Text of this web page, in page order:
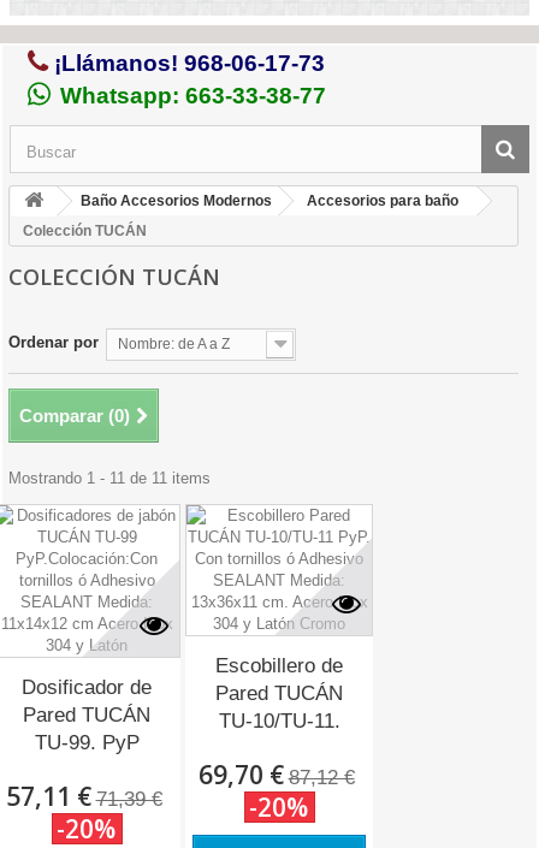
¡Llámanos! 968-06-17-73
Whatsapp: 663-33-38-77
Baño Accesorios Modernos
Accesorios para baño
Colección TUCÁN
COLECCIÓN TUCÁN
Ordenar por Nombre: de A a Z
Comparar (0)
Mostrando 1 - 11 de 11 items
Dosificador de
Pared TUCÁN
TU-99. PyP
57,11 € 71,39 €
-20%
Escobillero de
Pared TUCÁN
TU-10/TU-11.
69,70 € 87,12 €
-20%